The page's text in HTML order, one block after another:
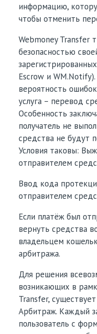
информацию,
чтобы отменить
Webmoney Transfer
безопасностью
Escrow и
вероятность
услуга – перевод
Особенность
получатель не
средства не будут
Условия таковы:
отправителем
Ввод кода
отправителем
Если платёж был
вернуть средства
владельцем
арбитража.
Для решения
возникающих в
Transfer,
Арбитраж. Каждый
пользователь с